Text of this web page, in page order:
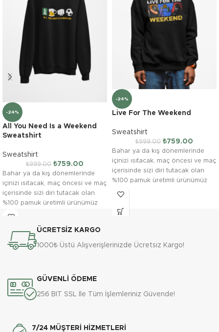
-24%
All You Need Is a Weekend
Sweatshirt
Sweatshirt
₺999.00 ₺759.00
Bahar ya da kış dönemlerinde
içinizi ısıtacak, maç öncesi ve maç
içerisinde sizi diri tutacak olan
%100 pamuk üretimli ürünümüz
"All You Need Is a Weekend"
-24%
Live For The Weekend
Sweatshirt
₺999.00 ₺759.00
Bahar ya da kış dönemlerinde
içinizi ısıtacak, maç öncesi ve maç
içerisinde sizi diri tutacak olan
%100 pamuk üretimli ürünümüz
"Live For The Weekend" farklı
ÜCRETSİZ KARGO
1000₺ Üstü Alışverişlerinizde Ücretsiz Kargo!
GÜVENLİ ÖDEME
256 BIT SSL İle Tüm İşlemleriniz Güvende!
7/24 MÜŞTERİ HİZMETLERİ